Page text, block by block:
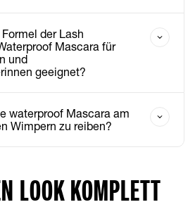
der Lash
Mascara für
und
geeignet?
waterproof Mascara am
Wimpern zu reiben?
LOOK KOMPLETT